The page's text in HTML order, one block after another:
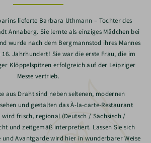
lieferte Barbara Uthmann – Tochter des
Annaberg. Sie lernte als einziges Mädchen bei
wurde nach dem Bergmannstod ihres Mannes
Jahrhundert! Sie war die erste Frau, die im
Klöppelspitzen erfolgreich auf der Leipziger
Messe vertrieb.
aus Draht sind neben seltenen, modernen
und gestalten das À-la-carte-Restaurant
frisch, regional (Deutsch / Sächsisch /
und zeitgemäß interpretiert. Lassen Sie sich
und Avantgarde wird hier in wunderbarer Weise